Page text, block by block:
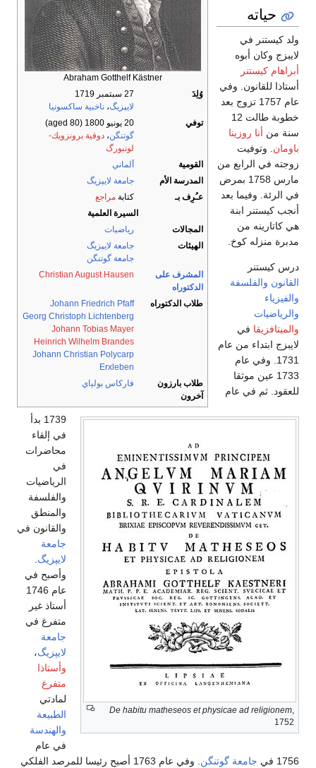
Abraham Gotthelf Kästner
وُلِدَ
لايپزيگ،ناخبية ساكسونيا
(aged 80)
گوتنگن،دوقية برونزويك-
لونبورگ
القومية
المدرسة الأم
جامعة لايپزيگ
عـُرِف بـ
مراجع
السيرة العلمية
المجالات
رياضيات
الهيئات
جامعة لايپزيگ
جامعة گوتنگن
المشرف على
الدكتوراه
Christian August Hausen
طلاب الدكتوراه
Johann Friedrich Pfaff
Georg Christoph Lichtenberg
Johann Tobias Mayer
Heinrich Wilhelm Brandes
Johann Christian Polycarp
Erxleben
طلاب بارزون
آخرون
فاركاس بولياي
حياته
De habitu matheseos et physicae ad religionem
كيستنر في
وكان أبوه
كيستنر
للقانون. وفي
عام 1757 تزوج بعد
خطوبة طالت 12
من أنا روزينا
. وتوفيت
في الرابع من
مارس 1758 بمرض
الرئة. وفيما بعد
كيستنر ابنة
كاتارينه من
منزله كوخ.
كيستنر
والفلسفة
في
ابتداء من عام
1731. وفي عام
1733 عين موثقا
ثم في عام
1739 بدأ
في إلقاء
محاضرات
الرياضيات
والفلسفة
والمنطق
والقانون في
جامعة
لايپزيگ.
وأصبح في
عام 1746
أستاذ غير
متفرغ في
جامعة
لايپزيگ،
وأستاذا
متفرغ
لمادتي
الطبيعة
والهندسة
في عام
في
جامعة گوتنگن
. وفي عام 1763 أصبح رئيسا للمرصد الفلكي